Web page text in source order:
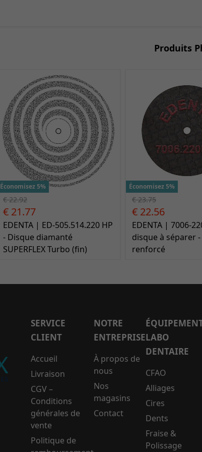
Produits
Économisez 5%
€ 22.92
€ 21.77
EDENTA | ED-505.514.220 HP
- Disque diamanté
SUPERFLEX Turbo (fin)
Économisez 5%
€ 23.75
€ 22.56
EDENTA | 7006-
disque à séparer
renforcé
SERVICE
CLIENT
Accueil
Livraison
CGV –
Conditions
générales de
vente
Politique de
NOTRE
ENTREPRISE
À propos de
nous
Nos
magasins
Contact
LABO
DENTAIRE
CFAO
Alliages
Cires
Dents
Fraise &
Polissage